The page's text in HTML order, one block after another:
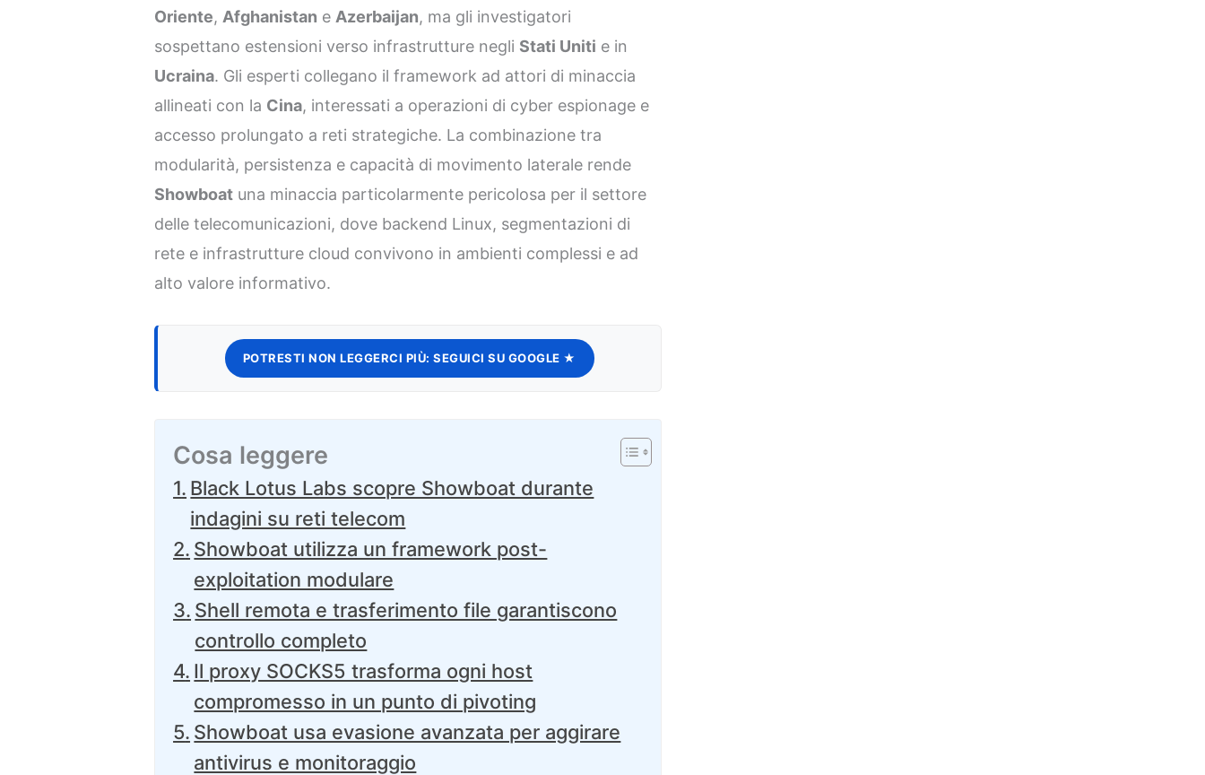
Oriente, Afghanistan e Azerbaijan, ma gli investigatori
sospettano estensioni verso infrastrutture negli Stati Uniti e in
Ucraina. Gli esperti collegano il framework ad attori di minaccia
allineati con la Cina, interessati a operazioni di cyber espionage e
accesso prolungato a reti strategiche. La combinazione tra
modularità, persistenza e capacità di movimento laterale rende
Showboat una minaccia particolarmente pericolosa per il settore
delle telecomunicazioni, dove backend Linux, segmentazioni di
rete e infrastrutture cloud convivono in ambienti complessi e ad
alto valore informativo.
POTRESTI NON LEGGERCI PIÙ: SEGUICI SU GOOGLE ★
Cosa leggere
Black Lotus Labs scopre Showboat durante
indagini su reti telecom
Showboat utilizza un framework post-
exploitation modulare
Shell remota e trasferimento file garantiscono
controllo completo
Il proxy SOCKS5 trasforma ogni host
compromesso in un punto di pivoting
Showboat usa evasione avanzata per aggirare
antivirus e monitoraggio